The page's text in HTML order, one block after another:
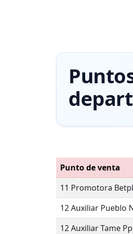
Punto de venta
11 Promotora
12 Auxiliar Pueblo
12 Auxiliar Tame